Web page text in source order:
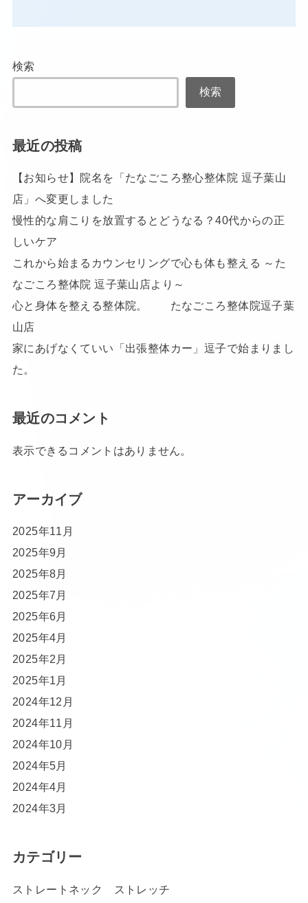
検索
検索
最近の投稿
【お知らせ】院名を「たなごころ整心整体院 逗子葉山
店」へ変更しました
慢性的な肩こりを放置するとどうなる？40代からの正
しいケア
これから始まるカウンセリングで心も体も整える ～た
なごころ整体院 逗子葉山店より～
心と身体を整える整体院。 たなごころ整体院逗子葉
山店
家にあげなくていい「出張整体カー」逗子で始まりまし
た。
最近のコメント
表示できるコメントはありません。
アーカイブ
2025年11月
2025年9月
2025年8月
2025年7月
2025年6月
2025年4月
2025年2月
2025年1月
2024年12月
2024年11月
2024年10月
2024年5月
2024年4月
2024年3月
カテゴリー
ストレートネック ストレッチ